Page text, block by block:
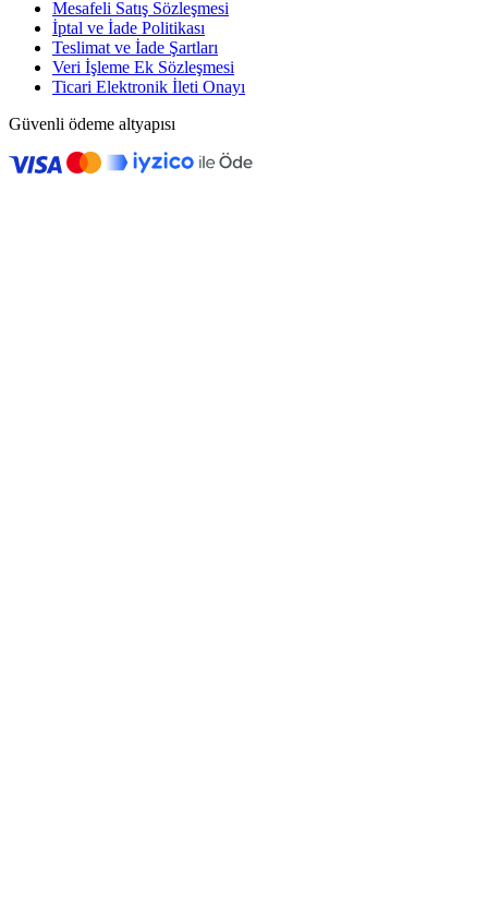
Mesafeli Satış Sözleşmesi
İptal ve İade Politikası
Teslimat ve İade Şartları
Veri İşleme Ek Sözleşmesi
Ticari Elektronik İleti Onayı
Güvenli ödeme altyapısı